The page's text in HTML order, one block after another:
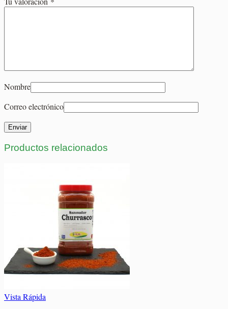
Nombre
Correo electrónico
Productos relacionados
Vista Rápida